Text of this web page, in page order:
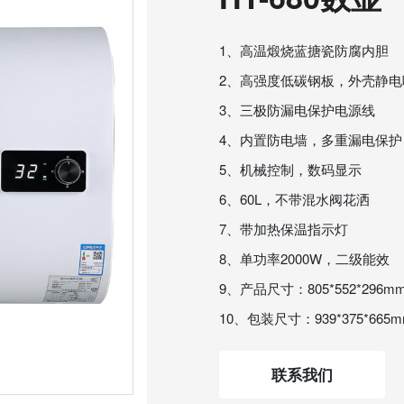
1、高温煅烧蓝搪瓷防腐内胆
2、高强度低碳钢板，外壳静
3、三极防漏电保护电源线
4、内置防电墙，多重漏电保护
5、机械控制，数码显示
6、60L，不带混水阀花洒
7、带加热保温指示灯
8、单功率2000W，二级能效
9、产品尺寸：
10、包装尺寸：
联系我们